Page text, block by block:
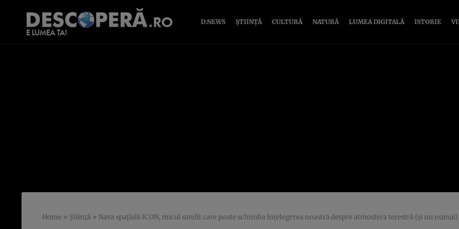
D:NEWS ȘTIINȚĂ CULTURĂ NATURĂ LUMEA DIGITALĂ ISTORIE
Home » Știință » Nava spaţială ICON, micul satelit care poate schimba înţelegerea noastră despre atmosfera terestră (şi nu numai)